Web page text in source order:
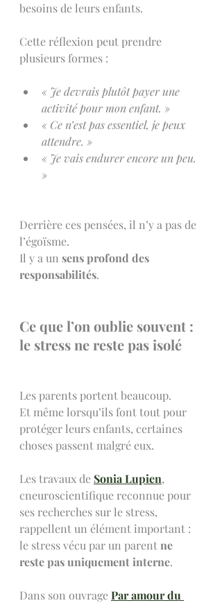
besoins de leurs enfants.
Cette réflexion peut prendre
plusieurs formes :
« Je devrais plutôt payer une
activité pour mon enfant. »
« Ce n’est pas essentiel, je peux
attendre. »
« Je vais endurer encore un peu.
»
Derrière ces pensées, il n’y a pas de
l’égoïsme.
Il y a un sens profond des
responsabilités.
Ce que l’on oublie souvent :
le stress ne reste pas isolé
Les parents portent beaucoup.
Et même lorsqu’ils font tout pour
protéger leurs enfants, certaines
choses passent malgré eux.
Les travaux de Sonia Lupien,
cneuroscientifique reconnue pour
ses recherches sur le stress,
rappellent un élément important :
le stress vécu par un parent ne
reste pas uniquement interne.
Dans son ouvrage Par amour du